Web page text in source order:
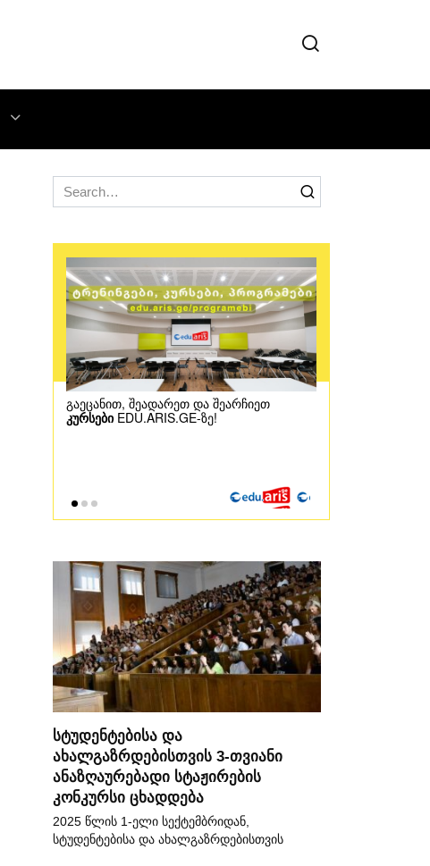
Search
for:
სტუდენტებისა და
ახალგაზრდებისთვის 3-თვიანი
ანაზღაურებადი სტაჟირების
კონკურსი ცხადდება
2025 წლის 1-ელი სექტემბრიდან,
სტუდენტებისა და ახალგაზრდებისთვის